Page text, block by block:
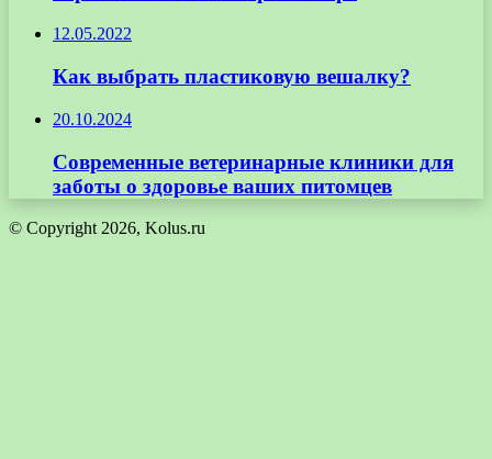
12.05.2022
Как выбрать пластиковую вешалку?
20.10.2024
Современные ветеринарные клиники для
заботы о здоровье ваших питомцев
© Copyright 2026, Kolus.ru